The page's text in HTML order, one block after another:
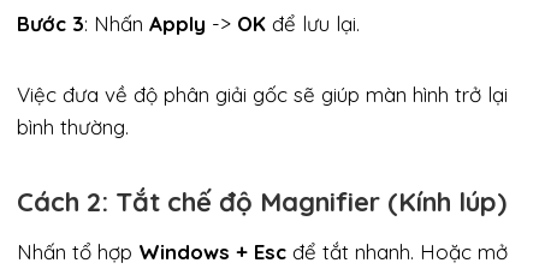
Bước 3: Nhấn Apply -> OK để lưu lại.
Việc đưa về độ phân giải gốc sẽ giúp màn hình trở lại
bình thường.
Cách 2: Tắt chế độ Magnifier (Kính lúp)
Nhấn tổ hợp Windows + Esc để tắt nhanh. Hoặc mở